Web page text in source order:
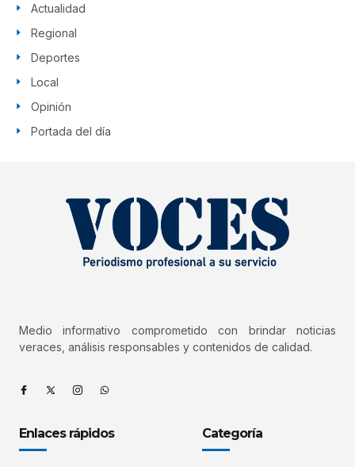
Actualidad
Regional
Deportes
Local
Opinión
Portada del día
Medio informativo comprometido con brindar noticias
veraces, análisis responsables y contenidos de calidad.
Enlaces rápidos Categoría